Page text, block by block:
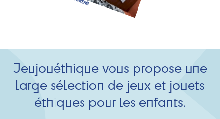
Jeujouéthique vous propose une
large sélection de jeux et jouets
éthiques pour les enfants.